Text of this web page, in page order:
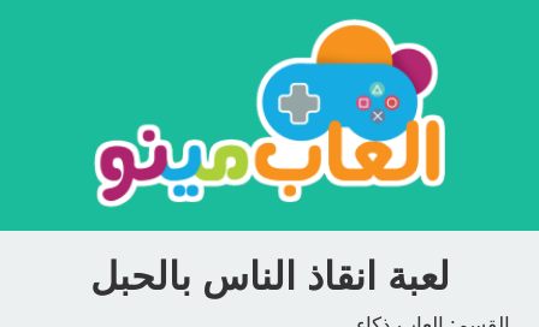
لعبة انقاذ الناس بالحبل